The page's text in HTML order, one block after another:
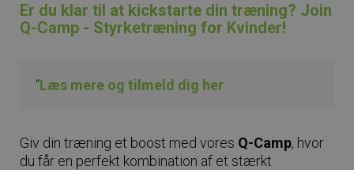
Er du klar til at kickstarte din træning? Join
Q-Camp - Styrketræning for Kvinder!
Læs mere og tilmeld dig her
Giv din træning et boost med vores Q-Camp, hvor
du får en perfekt kombination af et stærkt